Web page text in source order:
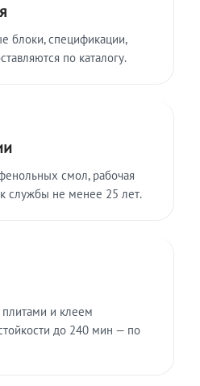
блоки, спецификации,
по каталогу.
смол, рабочая
службы не менее 25 лет.
и клеем
до 240 мин — по